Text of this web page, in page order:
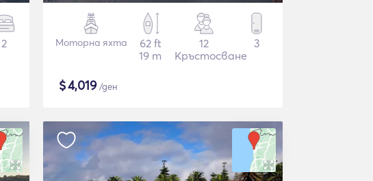
2 Моторна яхта
62 ft
19 m
12
Кръстосване
3
$4,019/ден